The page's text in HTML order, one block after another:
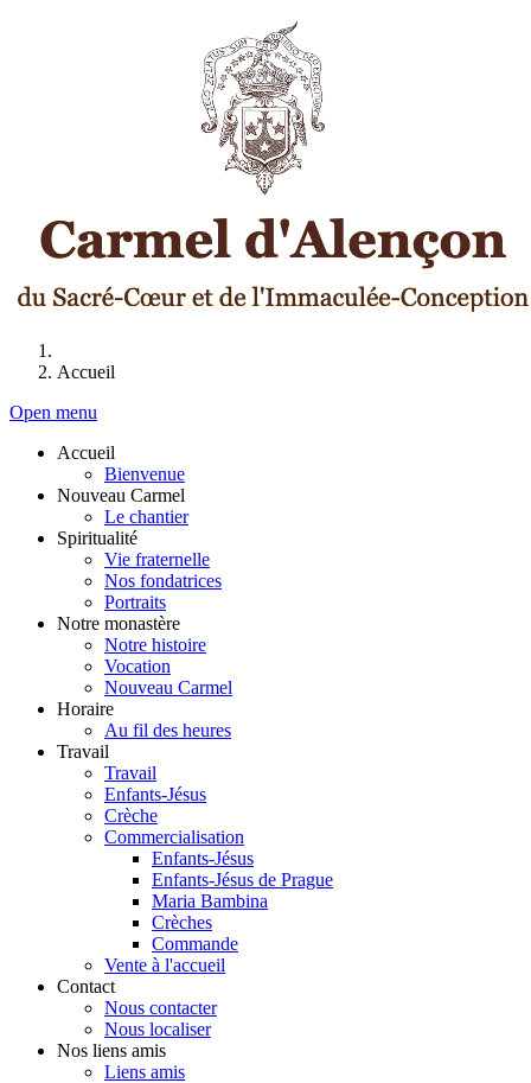
Accueil
Open menu
Accueil
Bienvenue
Nouveau Carmel
Le chantier
Spiritualité
Vie fraternelle
Nos fondatrices
Portraits
Notre monastère
Notre histoire
Vocation
Nouveau Carmel
Horaire
Au fil des heures
Travail
Travail
Enfants-Jésus
Crèche
Commercialisation
Enfants-Jésus
Enfants-Jésus de Prague
Maria Bambina
Crèches
Commande
Vente à l'accueil
Contact
Nous contacter
Nous localiser
Nos liens amis
Liens amis